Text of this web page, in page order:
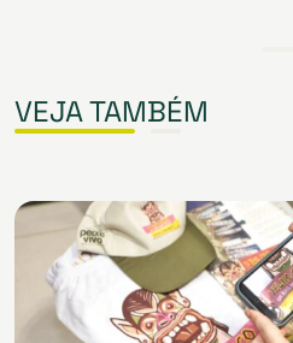
VEJA TAMBÉM